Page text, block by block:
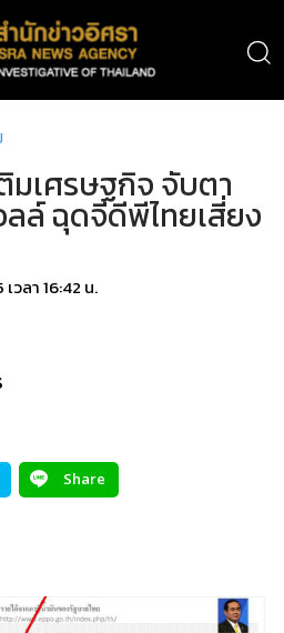
มเศรษฐกิจ จับตา
ล์ ฉุดจีดีพีไทยเสี่ยง
วลา 16:42 น.
Share